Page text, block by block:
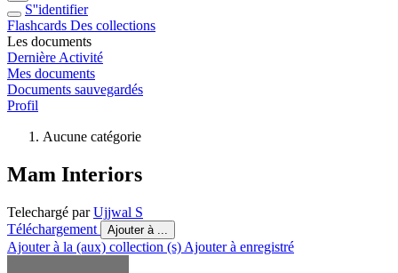
S''identifier
Flashcards Des collections
Les documents
Dernière Activité
Mes documents
Documents sauvegardés
Profil
Aucune catégorie
Mam Interiors
Telechargé parUjjwal S
Téléchargement
Ajouter à ...
Ajouter à la (aux) collection (s) Ajouter à enregistré